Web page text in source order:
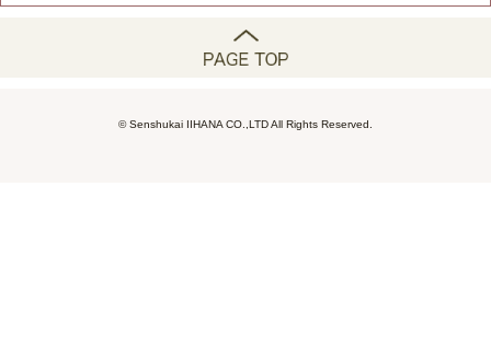
© Senshukai IIHANA CO.,LTD All Rights Reserved.